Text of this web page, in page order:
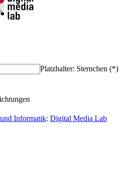
Platzhalter: Sternchen (*)
Informatik: Digital Media Lab